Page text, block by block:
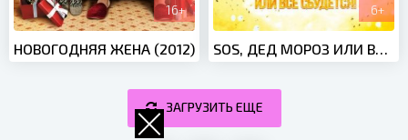
16+
НОВОГОДНЯЯ ЖЕНА (2012)
6+
ЗАГРУЗИТЬ ЕЩЕ